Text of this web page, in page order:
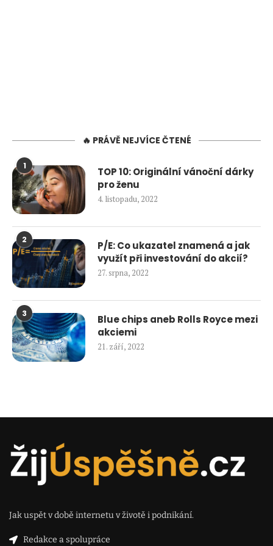
🔥 PRÁVĚ NEJVÍCE ČTENÉ
1
TOP 10: Originální vánoční dárky
pro ženu
4. listopadu, 2022
2
P/E: Co ukazatel znamená a jak
využít při investování do akcií?
27. srpna, 2022
3
Blue chips aneb Rolls Royce mezi
akciemi
21. září, 2022
Jak uspět v době internetu v životě i podnikání.
Redakce a spolupráce